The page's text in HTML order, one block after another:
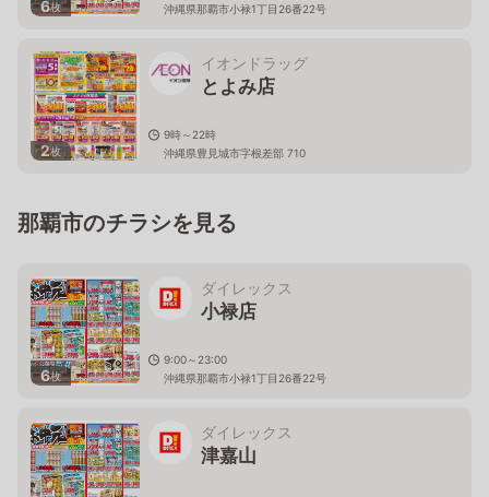
6枚
沖縄県那覇市小禄1丁目26番22号
2枚
イオンドラッグ
とよみ店
9時～22時
沖縄県豊見城市字根差部 710
那覇市のチラシを見る
6枚
ダイレックス
小禄店
9:00～23:00
沖縄県那覇市小禄1丁目26番22号
ダイレックス
津嘉山